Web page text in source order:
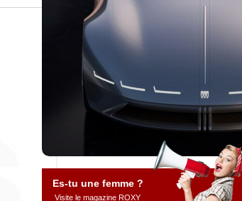
Es-tu une femme ?
Visite le magazine ROXY